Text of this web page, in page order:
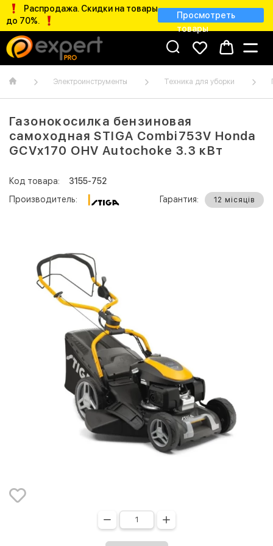
Распродажа. Скидки на товары
до 70%.
Просмотреть
товары
Электроинструменты Техника для уборки
Газонокосилка бензиновая
самоходная STIGA Combi753V Honda
GCVx170 OHV Autochoke 3.3 кВт
Код товара:
3155-752
Производитель:
Гарантия: 12 місяців